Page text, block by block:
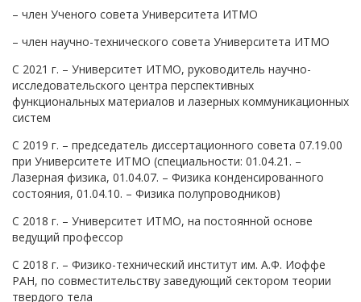
– член Ученого совета Университета ИТМО
– член научно-технического совета Университета ИТМО
С 2021 г. – Университет ИТМО, руководитель научно-
исследовательского центра перспективных
функциональных материалов и лазерных коммуникационных
систем
С 2019 г. – председатель диссертационного совета 07.19.00
при Университете ИТМО (специальности: 01.04.21. –
Лазерная физика, 01.04.07. – Физика конденсированного
состояния, 01.04.10. – Физика полупроводников)
С 2018 г. – Университет ИТМО, на постоянной основе
ведущий профессор
С 2018 г. – Физико-технический институт им. А.Ф. Иоффе
РАН, по совместительству заведующий сектором теории
твердого тела